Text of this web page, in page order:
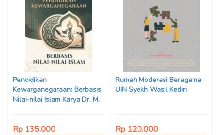
Pendidikan
Kewarganegaraan: Berbasis
Nilai-nilai Islam Karya Dr. M.
Adrenal Stezen, S.H., M.H.
Rp 135.000
Rumah Moderasi Beragama
UIN Syekh Wasil Kediri
Rp 120.000